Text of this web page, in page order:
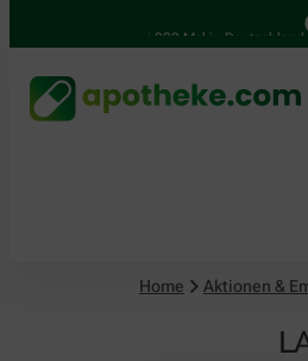
4.000 Mal in Deutschland
Home Aktionen &